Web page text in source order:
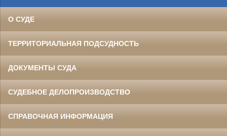
О СУДЕ
ТЕРРИТОРИАЛЬНАЯ ПОДСУДНОСТЬ
ДОКУМЕНТЫ СУДА
СУДЕБНОЕ ДЕЛОПРОИЗВОДСТВО
СПРАВОЧНАЯ ИНФОРМАЦИЯ